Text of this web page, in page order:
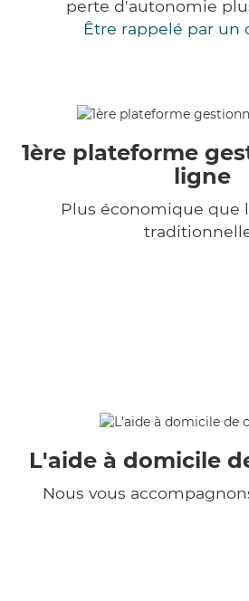
perte d'autonomie
Être rappelé par un
1ère plateforme
ligne
Plus économique que
L'aide à domicile
Nous vous